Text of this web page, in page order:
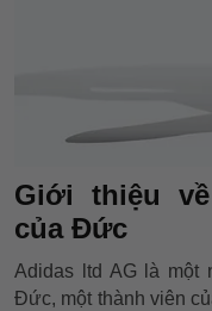
Giới thiệu
của Đức
Adidas ltd AG là một
Đức, một thành viên